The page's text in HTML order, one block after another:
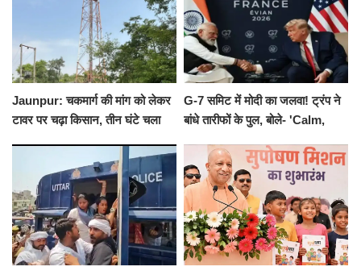
Jaunpur: चकमार्ग की मांग को लेकर
टावर पर चढ़ा किसान, तीन घंटे चला
G-7 समिट में मोदी का जलवा! ट्रंप ने
बांधे तारीफों के पुल, बोले- 'Calm,